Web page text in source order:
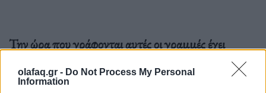
olafaq.gr - Do Not Process My Personal
Information
Την ώρα που γράφονται αυτές οι γραμμές έχει
ανοίξει ήδη το πρώτο θερινό στην Αττική και τα
περισσότερα ετοιμάζονται να ανοίξουν σταδιακά από